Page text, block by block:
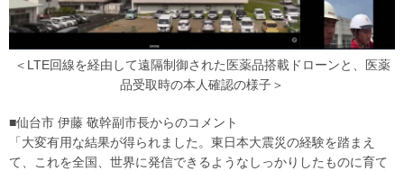
＜LTE回線を経由して遠隔制御された医薬品搭載ドローンと、医薬
品受取時の本人確認の様子＞
■仙台市 伊藤 敬幹副市長からのコメント
「大変有用な結果が得られました。東日本大震災の経験を踏まえ
て、これを全国、世界に発信できるようなしっかりしたものに育て